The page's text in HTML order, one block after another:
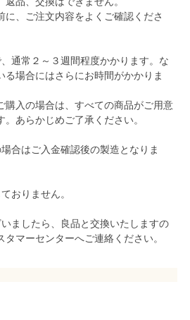
、ご注文内容をよくご確認くださ
通常２～３週間程度かかります。な
る場合にはさらにお時間がかかりま
購入の場合は、すべての商品がご用意
あらかじめご了承ください。
合はご入金確認後の製造となりま
おりません。
ましたら、良品と交換いたしますの
マーセンターへご連絡ください。